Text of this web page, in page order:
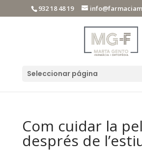
932 18 48 19
Seleccionar página
Com cuidar la
després de